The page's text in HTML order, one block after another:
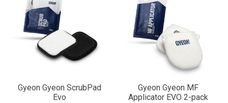
Gyeon Gyeon ScrubPad
Evo
Gyeon Gyeon MF
Applicator EVO 2-pack